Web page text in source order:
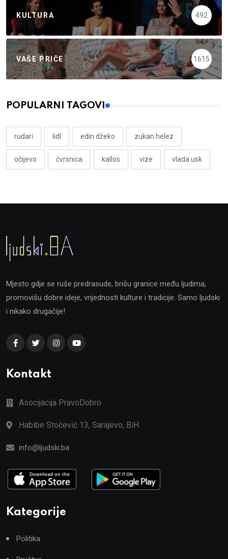
KULTURA 492
VAŠE PRIČE 1615
POPULARNI TAGOVI
rudari lidl edin džeko zukan helez
očijevo čvrsnica kallos vize vlada usk
Mjesto gdje se ruše predrasude, brišu granice među ljudima,
promovišu dobre ideje, vrijednosti kulture i tradicije. Samo ljudski
i nikako drugačije!
Kontakt
Asocijacija PravoDobro
Habibe Stočević 13, Sarajevo, BiH
info@ljudski.ba
Kategorije
Politika